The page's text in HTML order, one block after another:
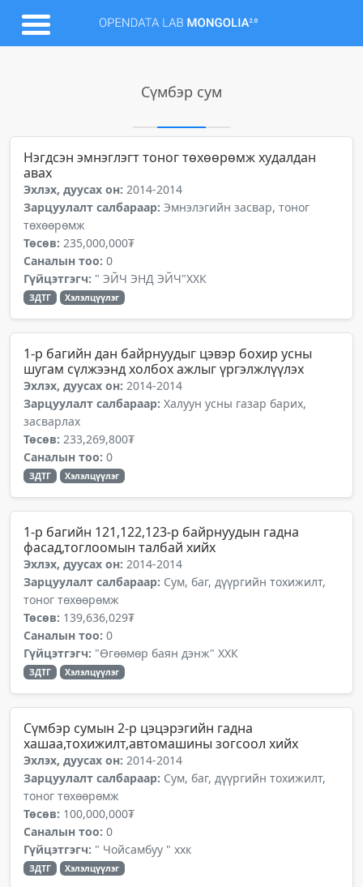
Сүмбэр сум
Нэгдсэн эмнэглэгт тоног төхөөрөмж худалдан
авах
Эхлэх, дуусах он: 2014-2014
Зарцуулалт салбараар: Эмнэлэгийн засвар, тоног
төхөөрөмж
Төсөв: 235,000,000₮
Саналын тоо: 0
Гүйцэтгэгч: " ЭЙЧ ЭНД ЭЙЧ"ХХК
ЗДТГ Хэлэлцүүлэг
1-р багийн дан байрнуудыг цэвэр бохир усны
шугам сүлжээнд холбох ажлыг үргэлжлүүлэх
Эхлэх, дуусах он: 2014-2014
Зарцуулалт салбараар: Халуун усны газар барих,
засварлах
Төсөв: 233,269,800₮
Саналын тоо: 0
ЗДТГ Хэлэлцүүлэг
1-р багийн 121,122,123-р байрнуудын гадна
фасад,тоглоомын талбай хийх
Эхлэх, дуусах он: 2014-2014
Зарцуулалт салбараар: Сум, баг, дүүргийн тохижилт,
тоног төхөөрөмж
Төсөв: 139,636,029₮
Саналын тоо: 0
Гүйцэтгэгч: "Өгөөмөр баян дэнж" ХХК
ЗДТГ Хэлэлцүүлэг
Сүмбэр сумын 2-р цэцэрэгийн гадна
хашаа,тохижилт,автомашины зогсоол хийх
Эхлэх, дуусах он: 2014-2014
Зарцуулалт салбараар: Сум, баг, дүүргийн тохижилт,
тоног төхөөрөмж
Төсөв: 100,000,000₮
Саналын тоо: 0
Гүйцэтгэгч: " Чойсамбуу " ххк
ЗДТГ Хэлэлцүүлэг